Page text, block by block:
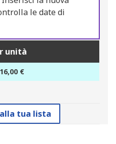
le date di
unità
€
tua lista